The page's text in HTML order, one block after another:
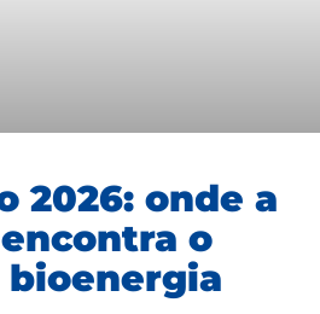
2026: onde a
o